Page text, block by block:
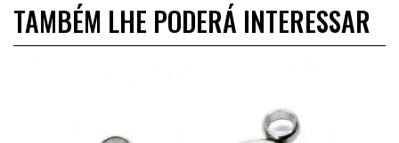
TAMBÉM LHE PODERÁ INTERESSAR